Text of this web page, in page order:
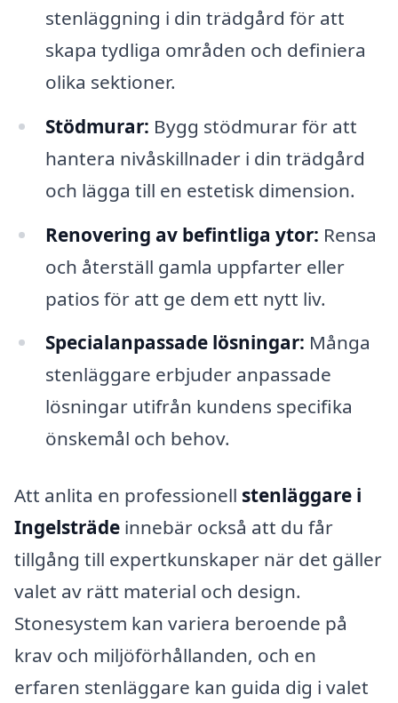
stenläggning i din trädgård för att
skapa tydliga områden och definiera
olika sektioner.
Stödmurar: Bygg stödmurar för att
hantera nivåskillnader i din trädgård
och lägga till en estetisk dimension.
Renovering av befintliga ytor: Rensa
och återställ gamla uppfarter eller
patios för att ge dem ett nytt liv.
Specialanpassade lösningar: Många
stenläggare erbjuder anpassade
lösningar utifrån kundens specifika
önskemål och behov.
Att anlita en professionell stenläggare i
Ingelsträde innebär också att du får
tillgång till expertkunskaper när det gäller
valet av rätt material och design.
Stonesystem kan variera beroende på
krav och miljöförhållanden, och en
erfaren stenläggare kan guida dig i valet